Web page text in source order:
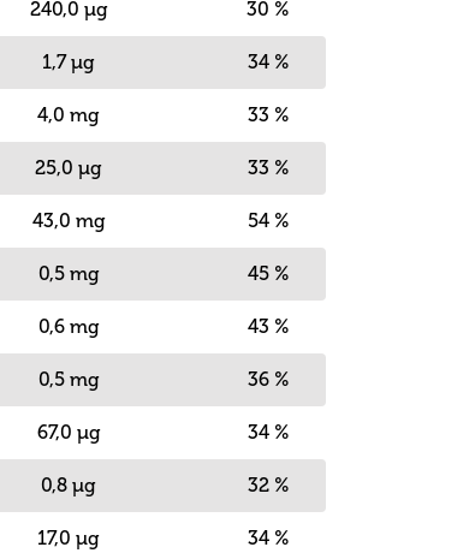
240,0 µg 30 %
1,7 µg 34 %
4,0 mg 33 %
25,0 µg 33 %
43,0 mg 54 %
0,5 mg 45 %
0,6 mg 43 %
0,5 mg 36 %
67,0 µg 34 %
0,8 µg 32 %
17,0 µg 34 %